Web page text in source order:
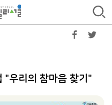
"우리의 참마음 찾기"